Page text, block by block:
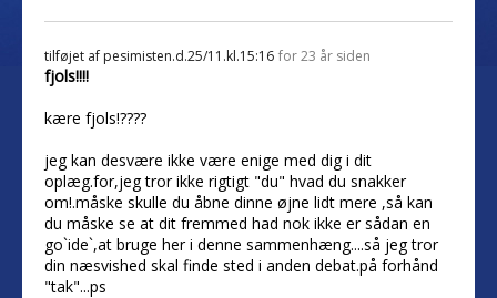
tilføjet af pesimisten.d.25/11.kl.15:16 for 23 år siden
fjols!!!!
kære fjols!????
jeg kan desvære ikke være enige med dig i dit
oplæg.for,jeg tror ikke rigtigt "du" hvad du snakker
om!.måske skulle du åbne dinne øjne lidt mere ,så kan
du måske se at dit fremmed had nok ikke er sådan en
go`ide`,at bruge her i denne sammenhæng....så jeg tror
din næsvished skal finde sted i anden debat.på forhånd
"tak"...ps